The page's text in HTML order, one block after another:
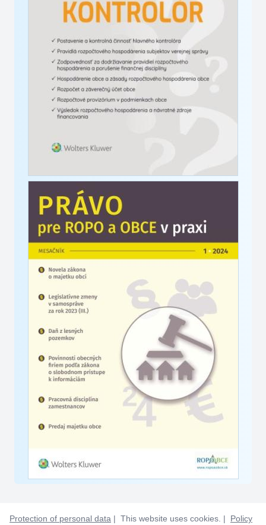
Protection of personal data | This website uses cookies. | Policy